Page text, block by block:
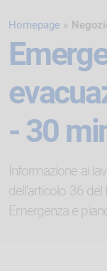
- 30
Informazione ai
dell'articolo 36
Emergenza e
Homepage